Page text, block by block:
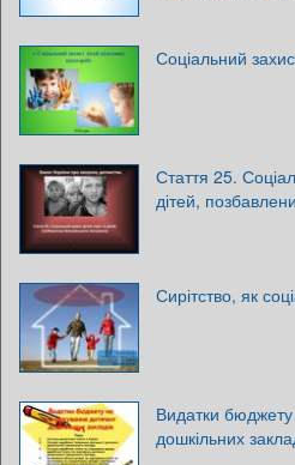
Соціальний
Стаття 25.
дітей,
Сирітство, як
Видатки
дошкільних